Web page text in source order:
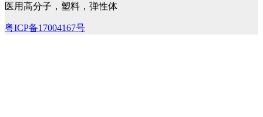
医用高分子，塑料，弹性体
粤ICP备17004167号